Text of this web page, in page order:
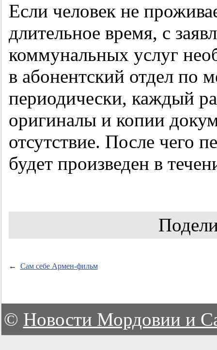
Если человек не
длительное время, с
коммунальных услуг
в абонентский отдел по
периодически, каждый
оригиналы и копии
отсутствие. После чего
будет произведен в
← Сам себе Армен-фильм
© Новости Мордовии и